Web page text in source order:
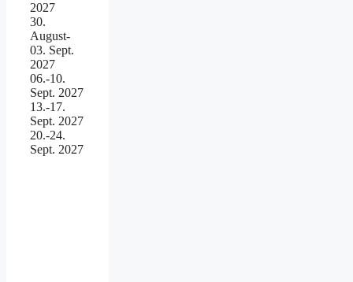
2027
30.
August-
03. Sept.
2027
06.-10.
Sept. 2027
13.-17.
Sept. 2027
20.-24.
Sept. 2027